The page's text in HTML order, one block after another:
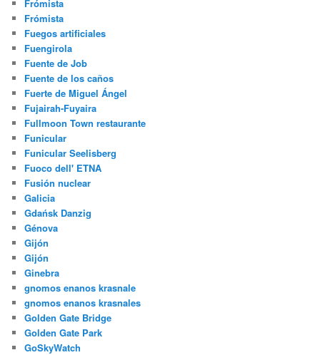
Frómista
Frómista
Fuegos artificiales
Fuengirola
Fuente de Job
Fuente de los caños
Fuerte de Miguel Ángel
Fujairah-Fuyaira
Fullmoon Town restaurante
Funicular
Funicular Seelisberg
Fuoco dell' ETNA
Fusión nuclear
Galicia
Gdańsk Danzig
Génova
Gijón
Gijón
Ginebra
gnomos enanos krasnale
gnomos enanos krasnales
Golden Gate Bridge
Golden Gate Park
GoSkyWatch